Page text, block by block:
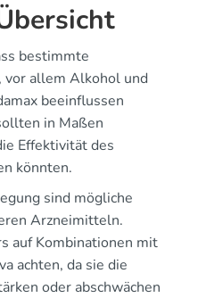
bestimmte
allem Alkohol und
beeinflussen
in Maßen
Effektivität des
könnten.
sind mögliche
Arzneimitteln.
auf Kombinationen mit
achten, da sie die
oder abschwächen